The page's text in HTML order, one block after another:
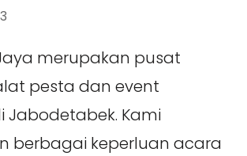
merupakan pusat
pesta dan event
Jabodetabek. Kami
berbagai keperluan acara